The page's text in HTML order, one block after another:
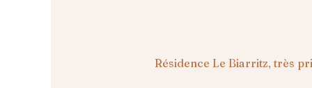
Résidence Le Biarritz, très